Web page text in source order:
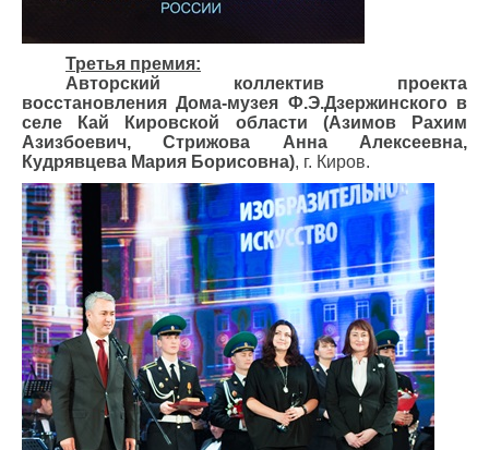
Третья премия:
Авторский коллектив проекта
восстановления Дома-музея Ф.Э.Дзержинского в
селе Кай Кировской области (Азимов Рахим
Азизбоевич, Стрижова Анна Алексеевна,
Кудрявцева Мария Борисовна), г. Киров.